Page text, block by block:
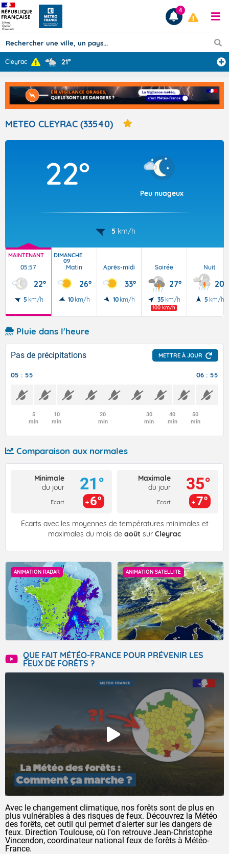
Prévisions
TOUS LES RÉSULTATS
Articles
4
Cleyrac 21°
METEO CLEYRAC (33540)
22°
Peu nuageux
5 km/h
MAINTENANT
05:57
22°
5 km/h
DIMANCHE
09
Matin
26°
10 km/h
Après-midi
33°
10 km/h
Soirée
27°
35 km/h
100 km/h
Nuit
20°
5 km/h
Pluie dans l'heure
Pas de précipitations METTRE À JOUR
05 : 55 06 : 55
5
min
10
min
20
min
30
min
40
min
50
min
Comparaison aux normales
Minimale
du jour
Ecart
21°
6°
Maximale
du jour
Ecart
35°
7°
Écarts avec les moyennes de températures minimales et
maximales du mois de août sur Cleyrac
ANIMATION RADAR ANIMATION SATELLITE
QUE FAIT MÉTÉO-FRANCE POUR PRÉVENIR LES
FEUX DE FORÊTS ?
Avec le changement climatique, nos forêts sont de plus en
plus vulnérables à des risques de feux. Découvrez la Météo
des forêts, cet outil qui permet d'alerter sur les dangers de
feux. Direction Toulouse, où l'on retrouve Jean-Christophe
Vincendon, coordinateur national feux de forêts à Météo-
France.